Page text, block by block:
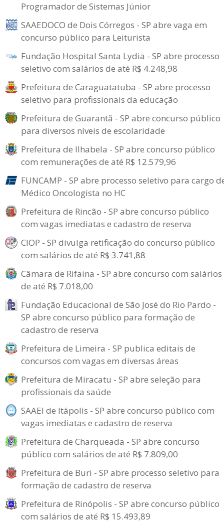
Programador de Sistemas Júnior
SAAEDOCO de Dois Córregos - SP abre vaga em
concurso público para Leiturista
Fundação Hospital Santa Lydia - SP abre processo
seletivo com salários de até R$ 4.248,98
Prefeitura de Caraguatatuba - SP abre processo
seletivo para profissionais da educação
Prefeitura de Guarantã - SP abre concurso público
para diversos níveis de escolaridade
Prefeitura de Ilhabela - SP abre concurso público
com remunerações de até R$ 12.579,96
FUNCAMP - SP abre processo seletivo para cargo
Médico Oncologista no HC
Prefeitura de Rincão - SP abre concurso público
com vagas imediatas e cadastro de reserva
CIOP - SP divulga retificação do concurso público
com salários de até R$ 3.741,88
Câmara de Rifaina - SP abre concurso com salários
de até R$ 7.018,00
Fundação Educacional de São José do Rio Pardo -
SP abre concurso público para formação de
cadastro de reserva
Prefeitura de Limeira - SP publica editais de
concursos com vagas em diversas áreas
Prefeitura de Miracatu - SP abre seleção para
profissionais da saúde
SAAEI de Itápolis - SP abre concurso público com
vagas imediatas e cadastro de reserva
Prefeitura de Charqueada - SP abre concurso
público com salários de até R$ 7.809,00
Prefeitura de Buri - SP abre processo seletivo para
formação de cadastro de reserva
Prefeitura de Rinópolis - SP abre concurso público
com salários de até R$ 15.493,89